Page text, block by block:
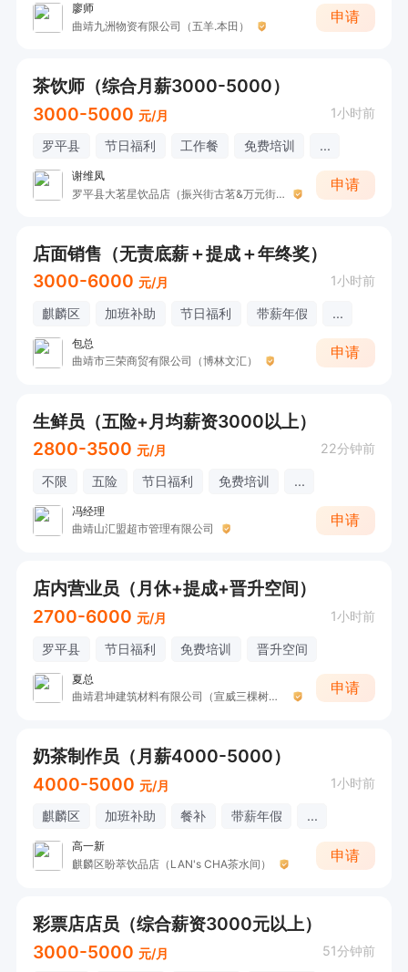
廖师
曲靖九洲物资有限公司（五羊.本田）
申请
茶饮师（综合月薪3000-5000）
3000-5000 元/月 1小时前
罗平县 节日福利 工作餐 免费培训 ...
谢维凤
罗平县大茗星饮品店（振兴街古茗&万元街蜜雪冰城）
申请
店面销售（无责底薪＋提成＋年终奖）
3000-6000 元/月 1小时前
麒麟区 加班补助 节日福利 带薪年假 ...
包总
曲靖市三荣商贸有限公司（博林文汇）
申请
生鲜员（五险+月均薪资3000以上）
2800-3500 元/月 22分钟前
不限 五险 节日福利 免费培训 ...
冯经理
曲靖山汇盟超市管理有限公司
申请
店内营业员（月休+提成+晋升空间）
2700-6000 元/月 1小时前
罗平县 节日福利 免费培训 晋升空间
夏总
曲靖君坤建筑材料有限公司（宣威三棵树漆）
申请
奶茶制作员（月薪4000-5000）
4000-5000 元/月 1小时前
麒麟区 加班补助 餐补 带薪年假 ...
高一新
麒麟区盼萃饮品店（LAN's CHA茶水间）
申请
彩票店店员（综合薪资3000元以上）
3000-5000 元/月 51分钟前